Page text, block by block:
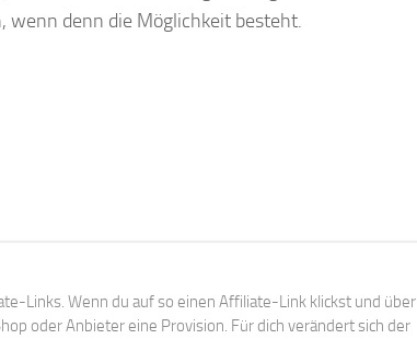
wenn denn die Möglichkeit besteht.
Links. Wenn du auf so einen Affiliate-Link klickst und über
oder Anbieter eine Provision. Für dich verändert sich der